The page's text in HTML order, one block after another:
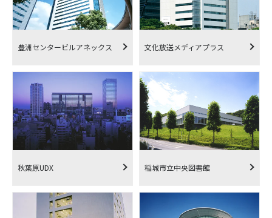
豊洲センタービルアネックス 文化放送メディアプラス
秋葉原UDX 稲城市立中央図書館